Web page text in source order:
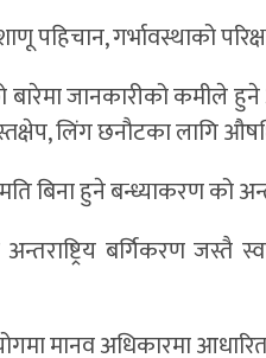
पहिचान, गर्भावस्थाको
बारेमा जानकारीको कमीले
लिंग छनौटका लागि
बिना हुने बन्ध्याकरण को
बर्गिकरण जस्तै
मानव अधिकारमा